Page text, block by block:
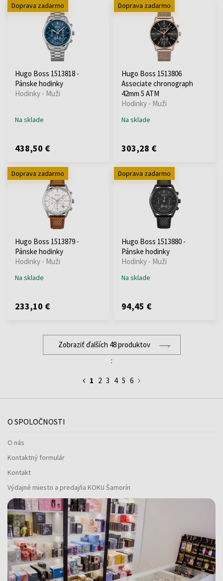
Doprava zadarmo
Hugo Boss 1513818 -
Pánske hodinky
Hodinky - Muži
Na sklade
438,50 €
Doprava zadarmo
Hugo Boss 1513806
Associate chronograph
42mm 5 ATM
Hodinky - Muži
Na sklade
303,28 €
Doprava zadarmo
Hugo Boss 1513879 -
Pánske hodinky
Hodinky - Muži
Na sklade
233,10 €
Doprava zadarmo
Hugo Boss 1513880 -
Pánske hodinky
Hodinky - Muži
Na sklade
94,45 €
Zobraziť ďalších 48 produktov
:
1 2 3 4 5 6
O SPOLOČNOSTI
O nás
Kontaktný formulár
Kontakt
Výdajné miesto a predajňa KOKU Šamorín